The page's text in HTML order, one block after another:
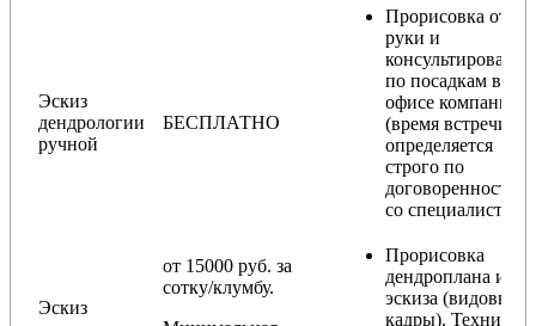
Эскиз
дендрологии
ручной
БЕСПЛАТНО
Прорисовка от
руки и
консультирование
по посадкам в
офисе компании
(время встречи
определяется
строго по
договоренности
со специалистом)
Эскиз
от 15000 руб. за
сотку/клумбу.
Прорисовка
дендроплана и
эскиза (видовые
кадры). Техника